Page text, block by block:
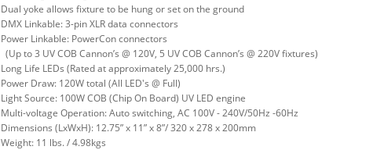
Dual yoke allows fixture to be hung or set on the ground
DMX Linkable: 3-pin XLR data connectors
Power Linkable: PowerCon connectors
(Up to 3 UV COB Cannon’s @ 120V, 5 UV COB Cannon’s @ 220V fixtures)
Long Life LEDs (Rated at approximately 25,000 hrs.)
Power Draw: 120W total (All LED's @ Full)
Light Source: 100W COB (Chip On Board) UV LED engine
Multi-voltage Operation: Auto switching, AC 100V - 240V/50Hz -60Hz
Dimensions (LxWxH): 12.75” x 11” x 8”/ 320 x 278 x 200mm
Weight: 11 lbs. / 4.98kgs